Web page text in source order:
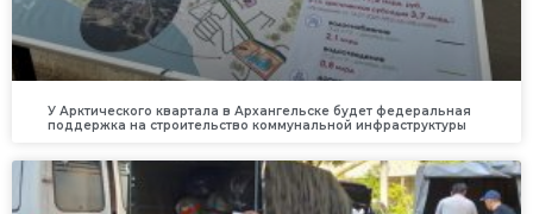
У Арктического квартала в Архангельске будет федеральная
поддержка на строительство коммунальной инфраструктуры